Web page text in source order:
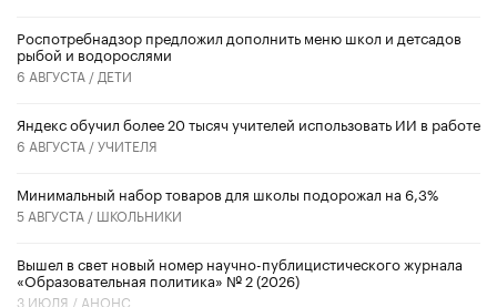
Роспотребнадзор предложил дополнить меню школ и детсадов
рыбой и водорослями
6 АВГУСТА / ДЕТИ
​Яндекс обучил более 20 тысяч учителей использовать ИИ в работе
6 АВГУСТА /УЧИТЕЛЯ
Минимальный набор товаров для школы подорожал на 6,3%
5 АВГУСТА / ШКОЛЬНИКИ
Вышел в свет новый номер научно-публицистического журнала
«Образовательная политика» № 2 (2026)
3 ИЮЛЯ / АНОНС